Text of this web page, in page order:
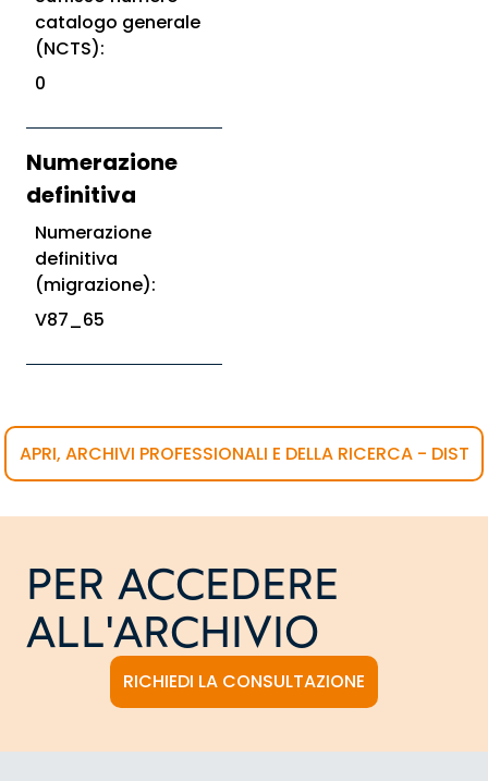
catalogo generale
(NCTS):
0
Numerazione
definitiva
Numerazione
definitiva
(migrazione):
V87_65
APRI, ARCHIVI PROFESSIONALI E DELLA RICERCA - DIST
PER ACCEDERE
ALL'ARCHIVIO
RICHIEDI LA CONSULTAZIONE